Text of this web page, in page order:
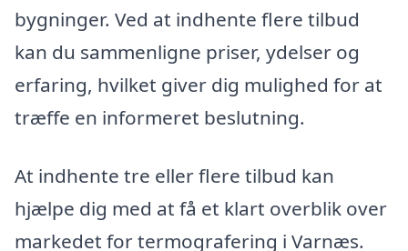
bygninger. Ved at indhente flere tilbud
kan du sammenligne priser, ydelser og
erfaring, hvilket giver dig mulighed for at
træffe en informeret beslutning.
At indhente tre eller flere tilbud kan
hjælpe dig med at få et klart overblik over
markedet for termografering i Varnæs.